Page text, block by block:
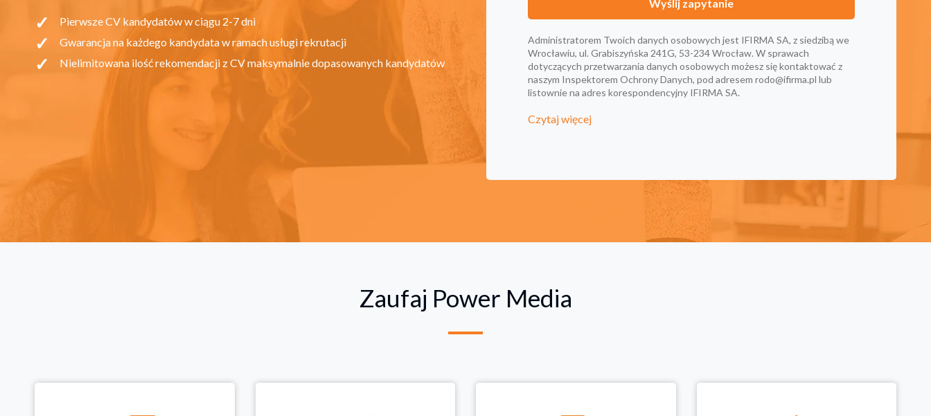
Pierwsze CV kandydatów w ciągu 2-7 dni
Gwarancja na każdego kandydata w ramach usługi rekrutacji
Nielimitowana ilość rekomendacji z CV maksymalnie dopasowanych kandydatów
Administratorem Twoich danych osobowych jest IFIRMA SA, z siedzibą we
Wrocławiu, ul. Grabiszyńska 241G, 53-234 Wrocław. W sprawach
dotyczących przetwarzania danych osobowych możesz się kontaktować z
naszym Inspektorem Ochrony Danych, pod adresem rodo@ifirma.pl lub
listownie na adres korespondencyjny IFIRMA SA.
Czytaj więcej
Zaufaj Power Media